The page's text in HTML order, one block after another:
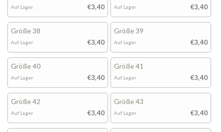
€3,40
Auf Lager €3,40
Auf Lager
Größe 38
€3,40
Auf Lager
Größe 39
€3,40
Auf Lager
Größe 40
€3,40
Auf Lager
Größe 41
€3,40
Auf Lager
Größe 42
€3,40
Auf Lager
Größe 43
€3,40
Auf Lager